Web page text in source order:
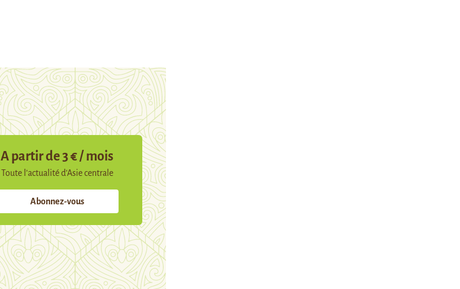
A partir de 3 € / mois
Toute l’actualité d’Asie centrale
Abonnez-vous